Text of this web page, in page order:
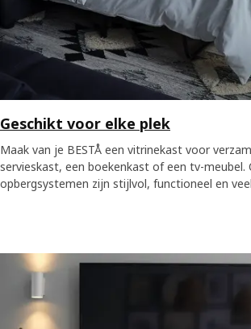
Geschikt voor elke plek
Maak van je BESTÅ een vitrinekast voor
servieskast, een boekenkast of een tv-meubel.
opbergsystemen zijn stijlvol, functioneel en